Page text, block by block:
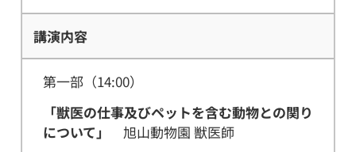
講演内容
第一部（14:00）
「獣医の仕事及びペットを含む動物との関り
について」
旭山動物園 獣医師